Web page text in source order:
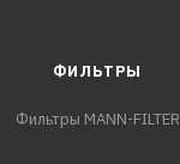
ФИЛЬТРЫ
Фильтры MANN-FILTER